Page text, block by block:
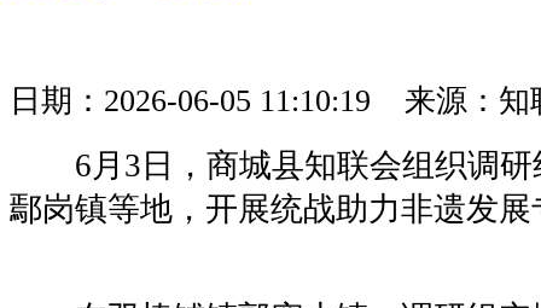
日期：2026-06-05 11:10:19 来源：
6月3日，商城县知联会组织调研
鄢岗镇等地，开展统战助力非遗发